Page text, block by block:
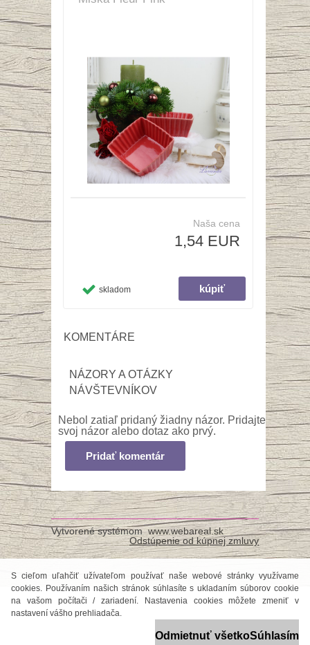
S cieľom uľahčiť užívateľom používať naše webové stránky využívame
cookies. Používaním našich stránok súhlasíte s ukladaním súborov cookie
na vašom počítači / zariadení. Nastavenia cookies môžete zmeniť v
nastavení vášho prehliadača.
Odmietnuť všetkoSúhlasím
Naša cena
1,54 EUR
skladom
KOMENTÁRE
NÁZORY A OTÁZKY
NÁVŠTEVNÍKOV
Nebol zatiaľ pridaný žiadny názor. Pridajte
svoj názor alebo dotaz ako prvý.
Pridať komentár
Vytvorené systémom www.webareal.sk
Odstúpenie od kúpnej zmluvy